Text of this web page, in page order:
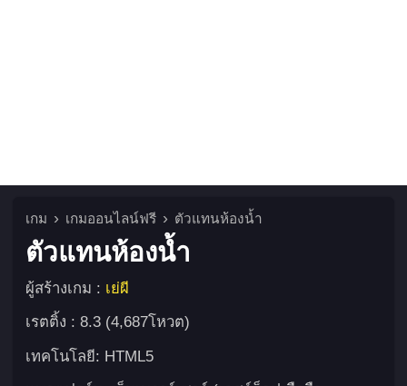
เกม เกมออนไลน์ฟรี ตัวแทนห้องน้ำ
ตัวแทนห้องน้ำ
ผู้สร้างเกม : เย่ผี
เรตติ้ง : 8.3 (4,687โหวต)
เทคโนโลยี: HTML5